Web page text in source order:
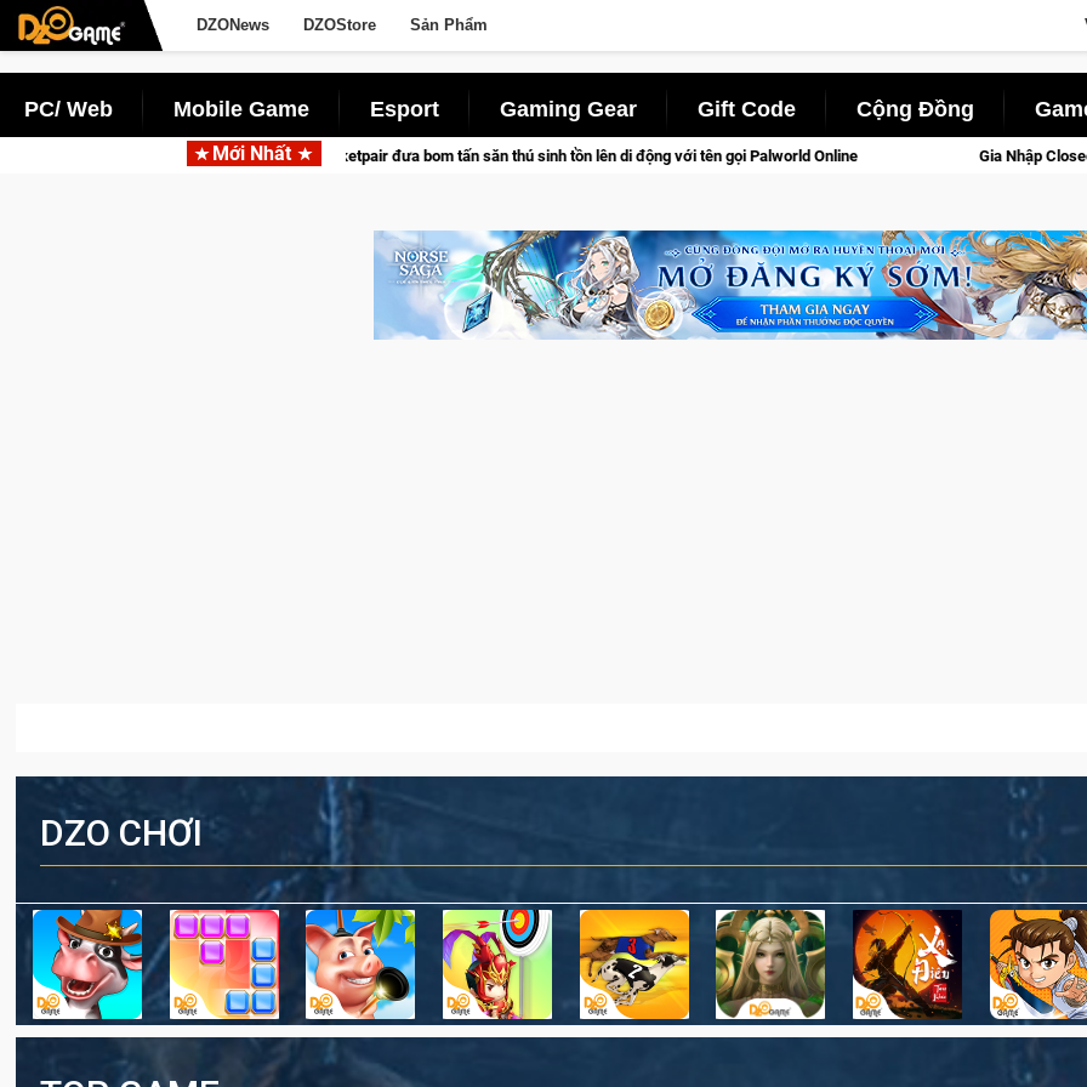
DZONews DZOStore Sản Phẩm
PC/ Web Mobile Game Esport Gaming Gear Gift Code Cộng Đồng
Mới Nhất
cùng Pocketpair đưa bom tấn săn thú sinh tồn lên di động với tên gọi Palworld Online Gia Nhập Closed Beta Norse Saga: Cửu Giới Thức
DZO CHƠI